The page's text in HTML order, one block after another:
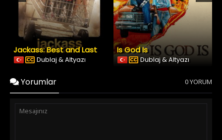
Jackass: Best and Last
Dublaj & Altyazı
Is God Is
Dublaj & Altyazı
Yorumlar 0 YORUM